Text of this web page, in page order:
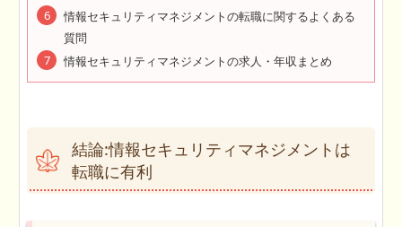
情報セキュリティマネジメントの転職に関するよくある
質問
情報セキュリティマネジメントの求人・年収まとめ
結論:情報セキュリティマネジメントは
転職に有利